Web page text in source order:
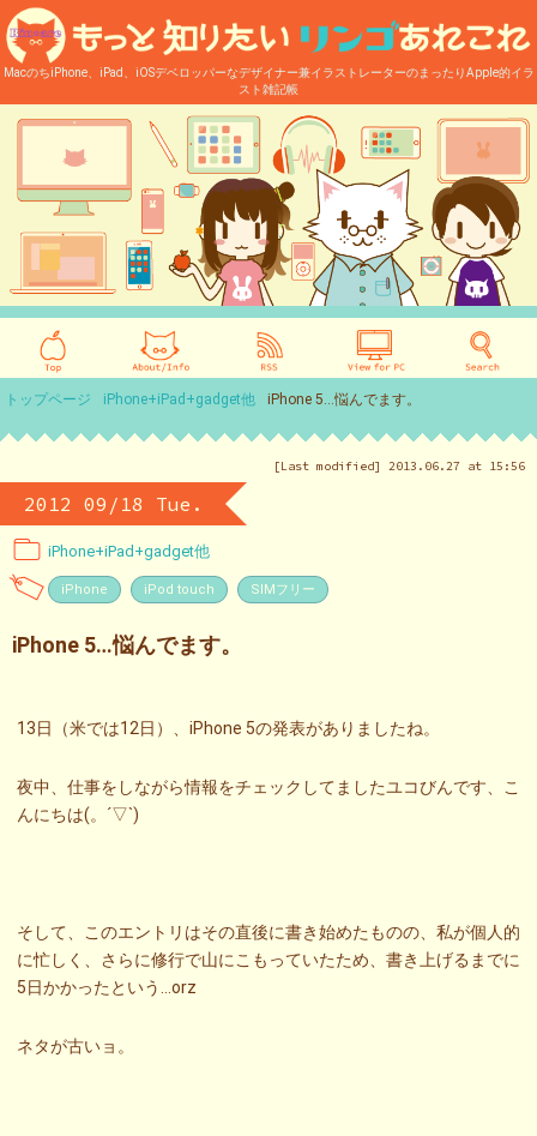
MacのちiPhone、iPad、iOSデベロッパーなデザイナー兼イラストレーターのまったりApple的イラ
スト雑記帳
トップページ iPhone+iPad+gadget他 iPhone 5…悩んでます。
[Last modified] 2013.06.27 at 15:56
2012 09/18 Tue.
iPhone+iPad+gadget他
iPhone iPod touch SIMフリー
iPhone 5…悩んでます。
13日（米では12日）、iPhone 5の発表がありましたね。
夜中、仕事をしながら情報をチェックしてましたユコびんです、こ
んにちは(。´▽`)
そして、このエントリはその直後に書き始めたものの、私が個人的
に忙しく、さらに修行で山にこもっていたため、書き上げるまでに
5日かかったという…orz
ネタが古いョ。